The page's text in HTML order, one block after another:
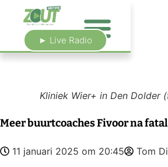
► Live Radio
Kliniek Wier+ in Den Dolder
Meer buurtcoaches Fivoor na
11 januari 2025 om 20:45 Tom